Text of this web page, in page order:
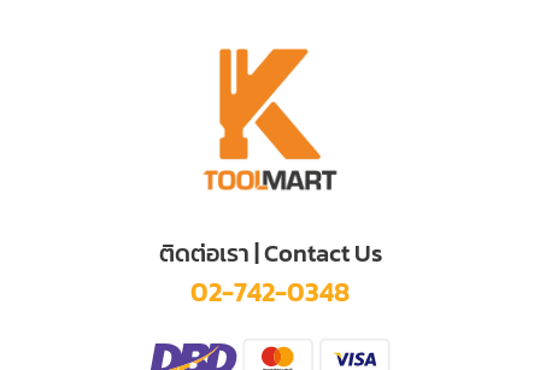
ติดต่อเรา | Contact Us
02-742-0348